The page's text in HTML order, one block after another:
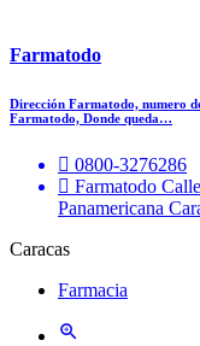
Farmatodo
Dirección Farmatodo, numero
Farmatodo, Donde queda…
0800-3276286
Farmatodo
Panamericana
Caracas
Farmacia